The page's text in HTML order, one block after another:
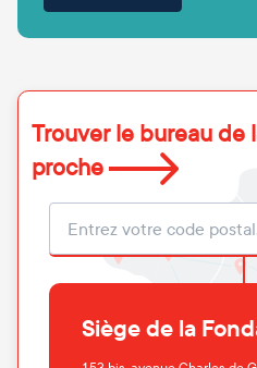
Trouver le bureau de
proche
Localisation
Siège de la